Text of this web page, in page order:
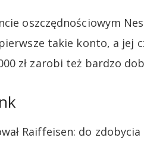
oszczędnościowym
takie konto, a jej
zł zarobi też bardzo
Raiffeisen: do zdobycia